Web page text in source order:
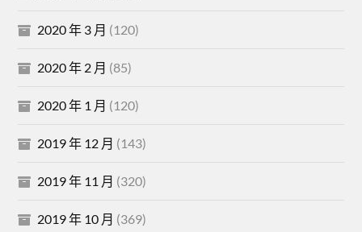
2020 年 3 月 (120)
2020 年 2 月 (85)
2020 年 1 月 (120)
2019 年 12 月 (143)
2019 年 11 月 (320)
2019 年 10 月 (369)